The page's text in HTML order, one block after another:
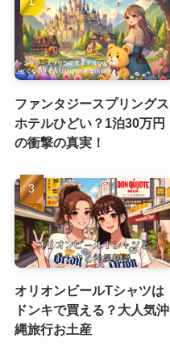
ファンタジースプリングス
ホテルひどい？1泊30万円
の衝撃の真実！
オリオンビールTシャツは
ドンキで買える？大人気沖
縄旅行お土産